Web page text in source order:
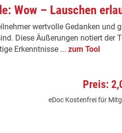
Wow – Lauschen
wertvolle Gedanken und
Diese Äußerungen notiert der
Erkenntnisse ... zum Tool
Preis:
eDoc Kostenfrei für